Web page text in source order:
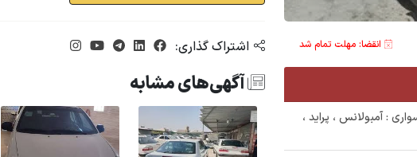
انقضا: مهلت تمام شد
خودرو سواری : آمبولانس ، پراید ،
اشتراک گذاری:
آگهی‌های مشابه